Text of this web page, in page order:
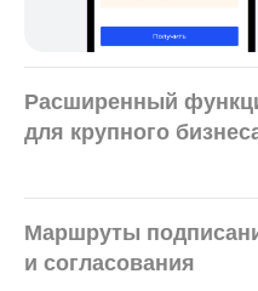
Маршруты
и согласования
Расширенный
для крупного